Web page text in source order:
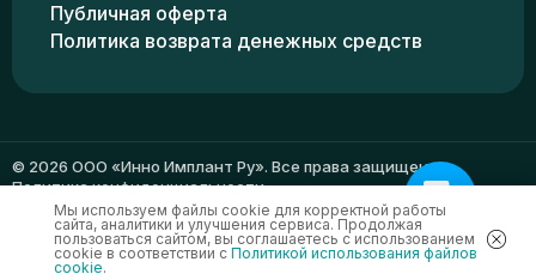
Публичная оферта
Политика возврата денежных средств
© 2026 ООО «Инно Имплант Ру». Все права защищены.
Политика конфиденциальности
Мы используем файлы cookie для корректной работы
сайта, аналитики и улучшения сервиса. Продолжая
пользоваться сайтом, вы соглашаетесь с использованием
cookie в соответствии с Политикой использования файлов
cookie.